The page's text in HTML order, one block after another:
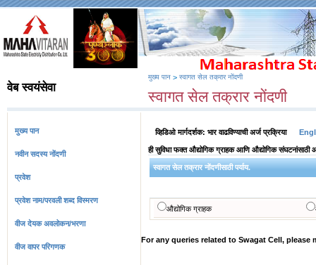
वेब स्वयंसेवा
मुख्य पान > स्वागत सेल तक्रार नोंदणी
स्वागत सेल तक्रार नोंदणी
मुख्य पान
नवीन सदस्य नोंदणी
प्रवेश
प्रवेश नाम/परवली शब्द विस्मरण
वीज देयक अवलोकन/भरणा
वीज वापर परिगणक
व्हिडिओ मार्गदर्शक: भार वाढविण्याची अर्ज प्रक्रिया
ही सुविधा फक्त औद्योगिक ग्राहक आणि औद्योगिक संघटनांसाठी
स्वागत सेल तक्रार नोंदणीसाठी पर्याय.
औद्योगिक ग्राहक
For any queries related to Swagat Cell,